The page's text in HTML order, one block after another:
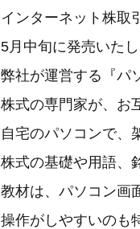
インターネット株取
5月中旬に発売いたし
弊社が運営する『パ
株式の専門家が、お
自宅のパソコンで、
株式の基礎や用語、
教材は、パソコン画
操作がしやすいのも